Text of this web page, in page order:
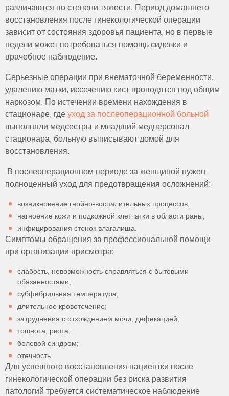
различаются по степени тяжести. Период домашнего
восстановления после гинекологической операции
зависит от состояния здоровья пациента, но в первые
недели может потребоваться помощь сиделки и
врачебное наблюдение.
Серьезные операции при внематочной беременности,
удалению матки, иссечению кист проводятся под общим
наркозом. По истечении времени нахождения в
стационаре, где уход за послеоперационной больной
выполняли медсестры и младший медперсонал
стационара, больную выписывают домой для
восстановления.
В послеоперационном периоде за женщиной нужен
полноценный уход для предотвращения осложнений:
возникновение гнойно-воспалительных процессов;
нагноение кожи и подкожной клетчатки в области раны;
инфицирования стенок влагалища.
Симптомы обращения за профессиональной помощи
при организации присмотра:
слабость, невозможность справляться с бытовыми
обязанностями;
субфебрильная температура;
длительное кровотечение;
затруднения с отхождением мочи, дефекацией;
тошнота, рвота;
болевой синдром;
отечность.
Для успешного восстановления пациентки после
гинекологической операции без риска развития
патологий требуется систематическое наблюдение